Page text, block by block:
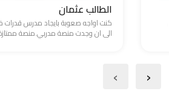
الطالب عثمان
كنت اواجه صعوبة بايجاد مدرس
الى ان وجدت منصة مدربي.منصة
‹
›